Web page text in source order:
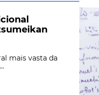
mais vasta da